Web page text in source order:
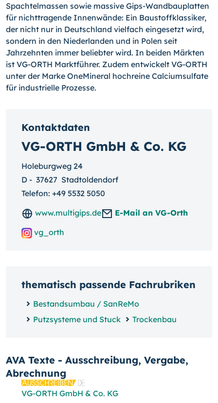
Spachtelmassen sowie massive Gips-Wandbauplatten
für nichttragende Innenwände: Ein Baustoffklassiker,
der nicht nur in Deutschland vielfach eingesetzt wird,
sondern in den Niederlanden und in Polen seit
Jahrzehnten immer beliebter wird. In beiden Märkten
ist VG-ORTH Marktführer. Zudem entwickelt VG-ORTH
unter der Marke OneMineral hochreine Calciumsulfate
für industrielle Prozesse.
Kontaktdaten
VG-ORTH GmbH & Co. KG
Holeburgweg 24
D - 37627 Stadtoldendorf
Telefon: +49 5532 5050
www.multigips.de
E-Mail an VG-Orth
vg_orth
thematisch passende Fachrubriken
Bestandsumbau / SanReMo
Putzsysteme und Stuck
Trockenbau
AVA Texte - Ausschreibung, Vergabe,
Abrechnung
VG-ORTH GmbH & Co. KG